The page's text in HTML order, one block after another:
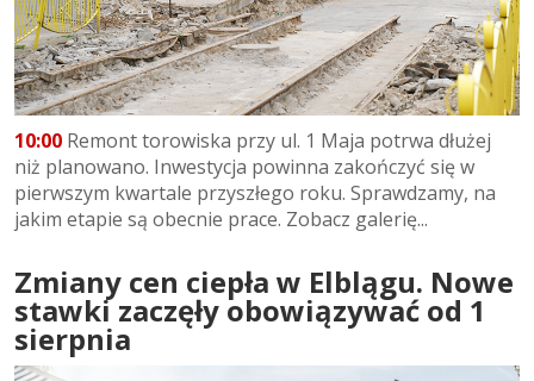
10:00 Remont torowiska przy ul. 1 Maja potrwa dłużej
niż planowano. Inwestycja powinna zakończyć się w
pierwszym kwartale przyszłego roku. Sprawdzamy, na
jakim etapie są obecnie prace. Zobacz galerię...
Zmiany cen ciepła w Elblągu. Nowe
stawki zaczęły obowiązywać od 1
sierpnia